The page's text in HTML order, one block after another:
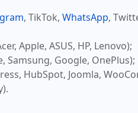
, TikTok, WhatsApp,
Apple, ASUS, HP, Lenovo);
Samsung, Google, OnePlus);
HubSpot, Joomla,